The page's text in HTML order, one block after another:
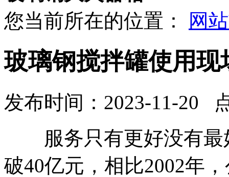
您当前所在的位置：
网
玻璃钢搅拌罐使用现
发布时间：2023-11-20
服务只有更好没有最
破40亿元，相比2002年